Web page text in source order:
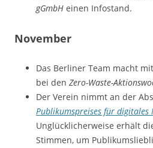
gGmbH einen Infostand.
November
Das Berliner Team macht
bei den Zero-Waste-
Der Verein nimmt an der
Publikumspreises für
Unglücklicherweise erhält
Stimmen, um